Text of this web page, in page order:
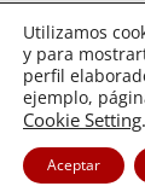
Política de
Utilizamos
y para
perfil
ejemplo,
Cookie Setting.
Aceptar